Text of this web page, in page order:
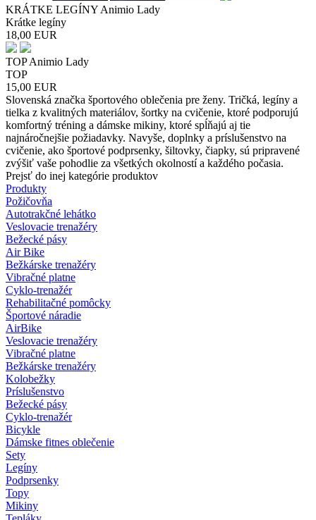
KRÁTKE LEGÍNY Animio Lady
Krátke legíny
18,00 EUR
TOP Animio Lady
TOP
15,00 EUR
Slovenská značka športového oblečenia pre ženy. Tričká, legíny a
tielka z kvalitných materiálov, šortky na cvičenie, ktoré podporujú
komfortný tréning a dámske mikiny, ktoré spĺňajú aj tie
najnáročnejšie požiadavky. Navyše, doplnky a príslušenstvo na
cvičenie, ako športové podprsenky, šiltovky, čiapky, sú pripravené
zvýšiť vaše pohodlie za všetkých okolností a každého počasia.
Prejsť do inej kategórie produktov
Produkty
Požičovňa
Autotrakčné lehátko
Veslovacie trenažéry
Bežecké pásy
Air Bike
Bežkárske trenažéry
Vibračné platne
Cyklo-trenažér
Rehabilitačné pomôcky
Športové náradie
AirBike
Veslovacie trenažéry
Vibračné platne
Bežkárske trenažéry
Kolobežky
Príslušenstvo
Bežecké pásy
Cyklo-trenažér
Bicykle
Dámske fitnes oblečenie
Sety
Legíny
Podprsenky
Topy
Mikiny